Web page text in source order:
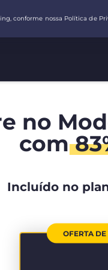
no
com
Incluído no
OFERTA